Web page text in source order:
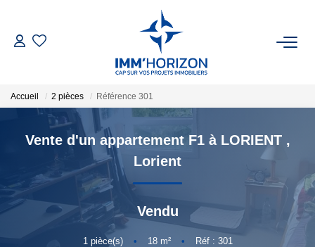
ACHETER
LOUER
FAIRE GÉRER
BIENS VENDUS
Accueil 2 pièces Référence 301
Vente d'un appartement F1 à LORIENT ,
Lorient
Vendu
1 pièce(s) • 18m² • Réf : 301